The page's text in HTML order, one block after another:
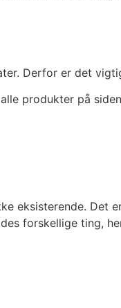
Derfor er det
produkter på
eksisterende. Det
forskellige ting,